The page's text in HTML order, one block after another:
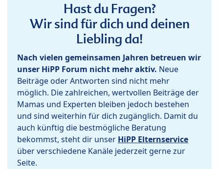
Hast du Fragen?
Wir sind für dich und deinen
Liebling da!
Nach vielen gemeinsamen Jahren betreuen wir
unser HiPP Forum nicht mehr aktiv. Neue
Beiträge oder Antworten sind nicht mehr
möglich. Die zahlreichen, wertvollen Beiträge der
Mamas und Experten bleiben jedoch bestehen
und sind weiterhin für dich zugänglich. Damit du
auch künftig die bestmögliche Beratung
bekommst, steht dir unser HiPP Elternservice
über verschiedene Kanäle jederzeit gerne zur
Seite.